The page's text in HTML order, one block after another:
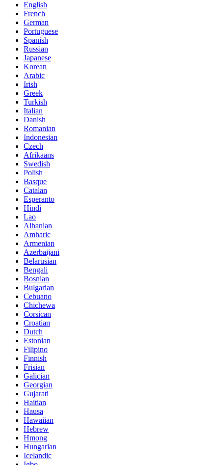
English
French
German
Portuguese
Spanish
Russian
Japanese
Korean
Arabic
Irish
Greek
Turkish
Italian
Danish
Romanian
Indonesian
Czech
Afrikaans
Swedish
Polish
Basque
Catalan
Esperanto
Hindi
Lao
Albanian
Amharic
Armenian
Azerbaijani
Belarusian
Bengali
Bosnian
Bulgarian
Cebuano
Chichewa
Corsican
Croatian
Dutch
Estonian
Filipino
Finnish
Frisian
Galician
Georgian
Gujarati
Haitian
Hausa
Hawaiian
Hebrew
Hmong
Hungarian
Icelandic